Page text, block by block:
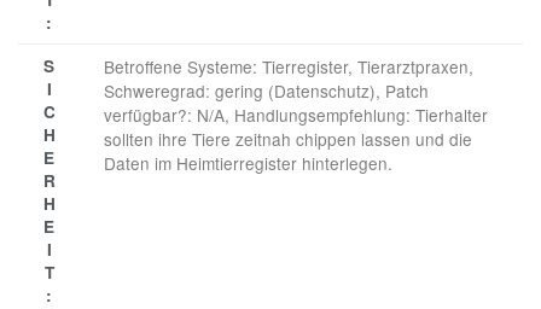
:
S
I
C
H
E
R
H
E
I
T
:
Betroffene Systeme: Tierregister, Tierarztpraxen,
Schweregrad: gering (Datenschutz), Patch
verfügbar?: N/A, Handlungsempfehlung: Tierhalter
sollten ihre Tiere zeitnah chippen lassen und die
Daten im Heimtierregister hinterlegen.